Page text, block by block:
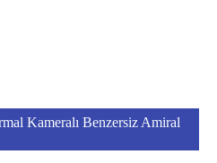
Kameralı Benzersiz Amiral